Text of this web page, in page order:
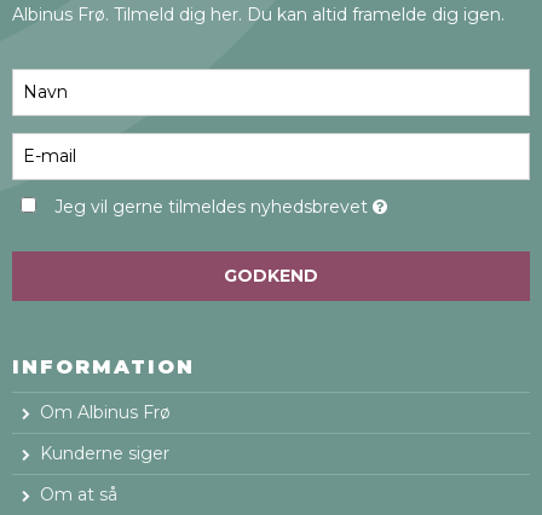
Albinus Frø. Tilmeld dig her. Du kan altid framelde dig igen.
Jeg vil gerne tilmeldes nyhedsbrevet
GODKEND
INFORMATION
Om Albinus Frø
Kunderne siger
Om at så